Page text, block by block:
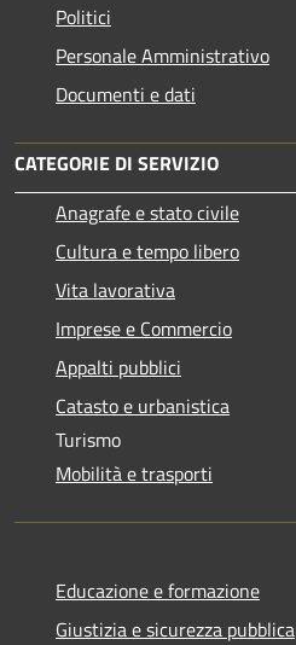
Politici
Personale Amministrativo
Documenti e dati
CATEGORIE DI SERVIZIO
Anagrafe e stato civile
Cultura e tempo libero
Vita lavorativa
Imprese e Commercio
Appalti pubblici
Catasto e urbanistica
Turismo
Mobilità e trasporti
Educazione e formazione
Giustizia e sicurezza pubblica